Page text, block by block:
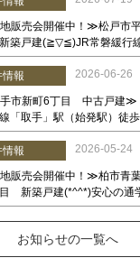
お知らせの一覧へ